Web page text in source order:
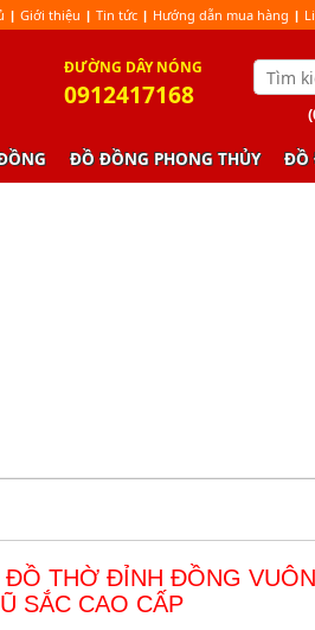
ÐƯỜNG DÂY NÓNG
0912417168
| Giới thiệu | Tin tức | Hướng dẫn mua hàng |
ĐỒ ĐỒNG PHONG THỦY ĐỒ
ĐỒ THỜ ĐỈNH ĐỒNG
SẮC CAO CẤP